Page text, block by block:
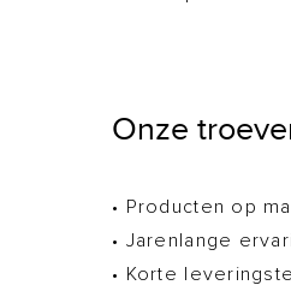
Onze
• Producten op
• Jarenlange
• Korte